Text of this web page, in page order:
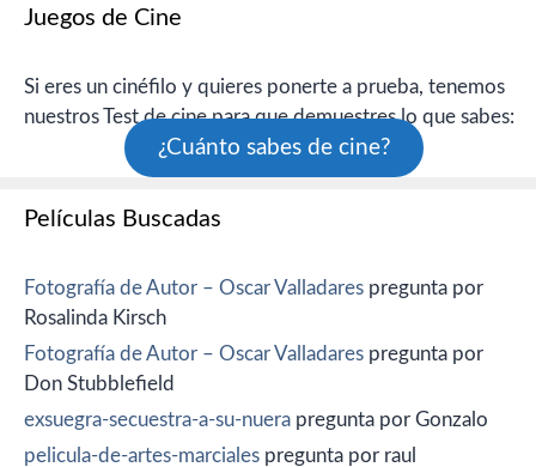
Juegos de Cine
Si eres un cinéfilo y quieres ponerte a prueba, tenemos
nuestros Test de cine para que demuestres lo que sabes:
¿Cuánto sabes de cine?
Películas Buscadas
Fotografía de Autor – Oscar Valladares pregunta por
Rosalinda Kirsch
Fotografía de Autor – Oscar Valladares pregunta por
Don Stubblefield
exsuegra-secuestra-a-su-nuera pregunta por Gonzalo
pelicula-de-artes-marciales pregunta por raul